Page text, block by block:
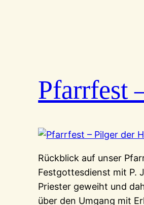
Pfarrfest
Rückblick auf unser
Festgottesdienst mit P.
Priester geweiht und
über den Umgang mit